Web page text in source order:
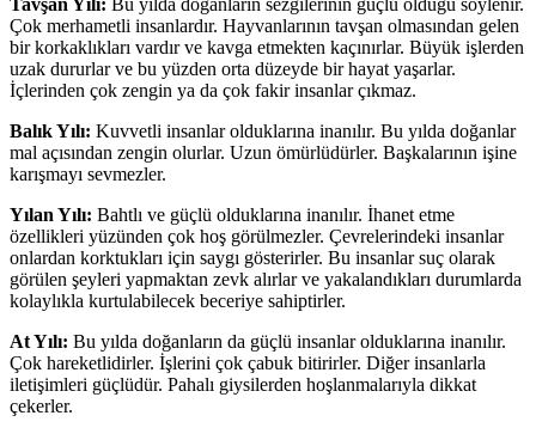
Çok merhametli insanlardır. Hayvanlarının tavşan olmasından gelen
bir korkaklıkları vardır ve kavga etmekten kaçınırlar. Büyük işlerden
uzak dururlar ve bu yüzden orta düzeyde bir hayat yaşarlar.
İçlerinden çok zengin ya da çok fakir insanlar çıkmaz.
Balık Yılı: Kuvvetli insanlar olduklarına inanılır. Bu yılda doğanlar
mal açısından zengin olurlar. Uzun ömürlüdürler. Başkalarının işine
karışmayı sevmezler.
Yılan Yılı: Bahtlı ve güçlü olduklarına inanılır. İhanet etme
özellikleri yüzünden çok hoş görülmezler. Çevrelerindeki insanlar
onlardan korktukları için saygı gösterirler. Bu insanlar suç olarak
görülen şeyleri yapmaktan zevk alırlar ve yakalandıkları durumlarda
kolaylıkla kurtulabilecek beceriye sahiptirler.
At Yılı: Bu yılda doğanların da güçlü insanlar olduklarına inanılır.
Çok hareketlidirler. İşlerini çok çabuk bitirirler. Diğer insanlarla
iletişimleri güçlüdür. Pahalı giysilerden hoşlanmalarıyla dikkat
çekerler.